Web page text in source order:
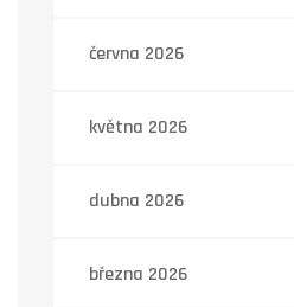
června 2026
května 2026
dubna 2026
března 2026